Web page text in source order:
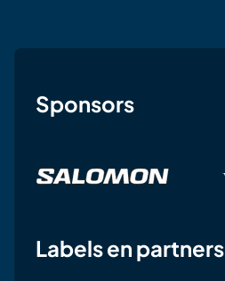
Sponsors
Labels en partners